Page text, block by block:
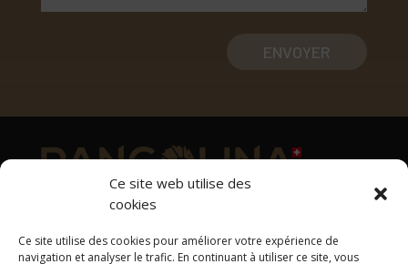
Ce site web utilise des
cookies
Ce site utilise des cookies pour améliorer votre expérience de
navigation et analyser le trafic. En continuant à utiliser ce site, vous
ENVOYER
Adresse
1169 Yens